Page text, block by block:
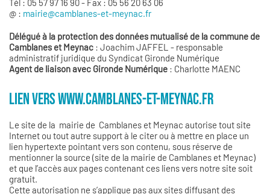
Tél : 05 57 97 16 90 - Fax : 05 56 20 63 06
@ : mairie@camblanes-et-meynac.fr
Délégué à la protection des données mutualisé de la commune de
Camblanes et Meynac : Joachim JAFFEL - responsable
administratif juridique du Syndicat Gironde Numérique
Agent de liaison avec Gironde Numérique : Charlotte MAENC
LIEN VERS WWW.CAMBLANES-ET-MEYNAC.FR
Le site de la mairie de Camblanes et Meynac autorise tout site
Internet ou tout autre support à le citer ou à mettre en place un
lien hypertexte pointant vers son contenu, sous réserve de
mentionner la source (site de la mairie de Camblanes et Meynac)
et que l’accès aux pages contenant ces liens vers notre site soit
gratuit.
Cette autorisation ne s’applique pas aux sites diffusant des